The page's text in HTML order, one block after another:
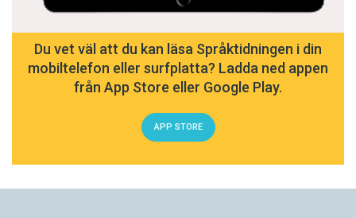
Du vet väl att du kan läsa Språktidningen i din
mobiltelefon eller surfplatta? Ladda ned appen
från App Store eller Google Play.
APP STORE